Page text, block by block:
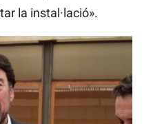
la instal·lació».